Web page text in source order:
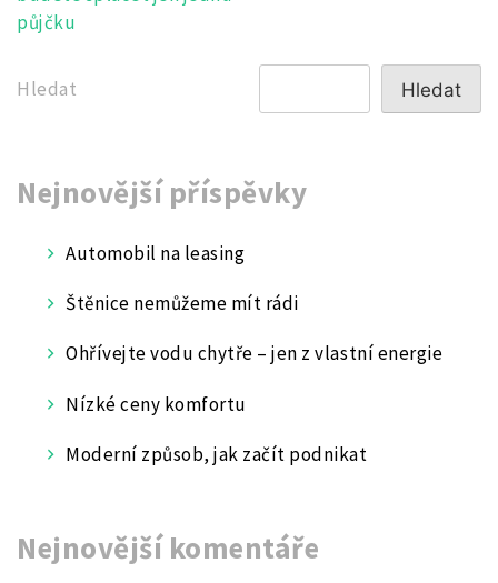
pro
půjčku
Hledat Hledat
Nejnovější příspěvky
Automobil na leasing
Štěnice nemůžeme mít rádi
Ohřívejte vodu chytře – jen z vlastní energie
Nízké ceny komfortu
Moderní způsob, jak začít podnikat
Nejnovější komentáře